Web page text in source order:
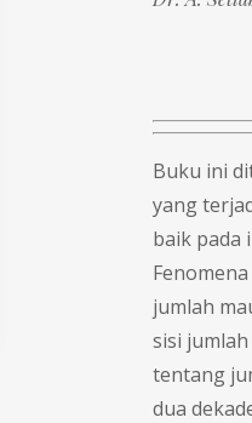
Buku ini
yang
baik pada
jumlah
sisi
tentang
dua